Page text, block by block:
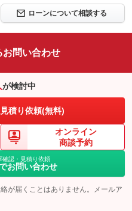
ローンについて相談する
お問い合わせ
が検討中
積り依頼(無料)
オンライン
商談予約
確認・見積り依頼
お問い合わせ
が届くことはありません。メールア